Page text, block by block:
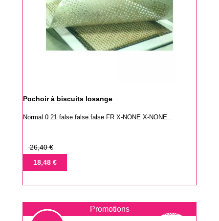
Pochoir à biscuits losange
Normal 0 21 false false false FR X-NONE X-NONE...
Prix
base
26,40 €
Prix18,48 €
Rupture
Promotions